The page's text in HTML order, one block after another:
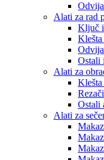
Alati za rad
Ključ
Ostali
Alati za
Klešta
Ostali
Alati za